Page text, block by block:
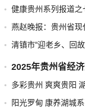
健康贵州系列报道之
燕赵晚报：贵州省
清镇市“迎老乡、回
2025年贵州省经
多彩贵州 爽爽贵阳
阳光罗甸 康养湖城